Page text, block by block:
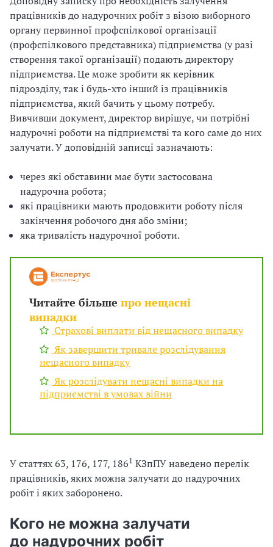
працівників до надурочних робіт з візою виборного
органу первинної профспілкової організації
(профспілкового представника) підприємства (у разі
створення такої організації) подають директору
підприємства. Це може зробити як керівник
підрозділу, так і будь-хто інший із працівників
підприємства, який бачить у цьому потребу.
Вивчивши документ, директор вирішує, чи потрібні
надурочні роботи на підприємстві та кого саме до них
залучати. У доповідній записці зазначають:
через які обставини має бути застосована
надурочна робота;
які працівники мають продовжити роботу після
закінчення робочого дня або зміни;
яка тривалість надурочної роботи.
Читайте більше про нещасні
випадки
Страхові виплати від нещасного випадку
Як завершити тривале розслідування
нещасного випадку
Як розслідувати нещасні випадки на
підприємстві в умовах війни
У статтях 63, 176, 177, 1861 КЗпПУ наведено перелік
працівників, яких можна залучати до надурочних
робіт і яких заборонено.
Кого не можна залучати
до надурочних робіт